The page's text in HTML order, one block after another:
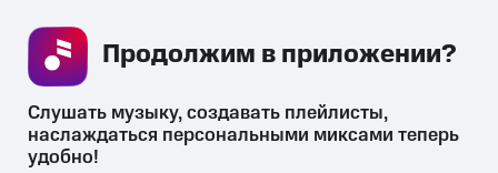
СКАЧАТЬ ПРИЛОЖЕНИЕ
Слушать музыку, создавать плейлисты,
наслаждаться персональными миксами теперь
удобно!